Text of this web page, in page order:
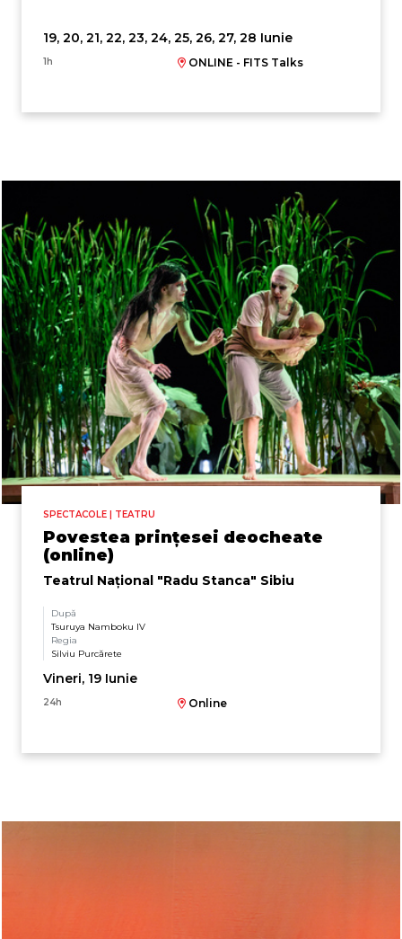
19, 20, 21, 22, 23, 24, 25, 26, 27, 28 Iunie
1h ONLINE - FITS Talks
SPECTACOLE | TEATRU
Povestea prințesei deocheate
(online)
Teatrul Naţional "Radu Stanca" Sibiu
După
Tsuruya Namboku IV
Regia
Silviu Purcărete
Vineri, 19 Iunie
24h Online